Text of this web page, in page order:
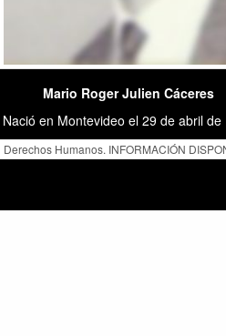
Mario Roger Julien Cáceres
Nació en Montevideo el 29 de abril de
Derechos Humanos. INFORMACIÓN